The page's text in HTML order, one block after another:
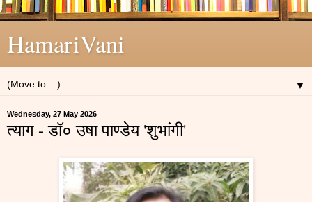
HamariVani
▼
Wednesday, 27 May 2026
त्याग - डॉ० उषा पाण्डेय 'शुभांगी'